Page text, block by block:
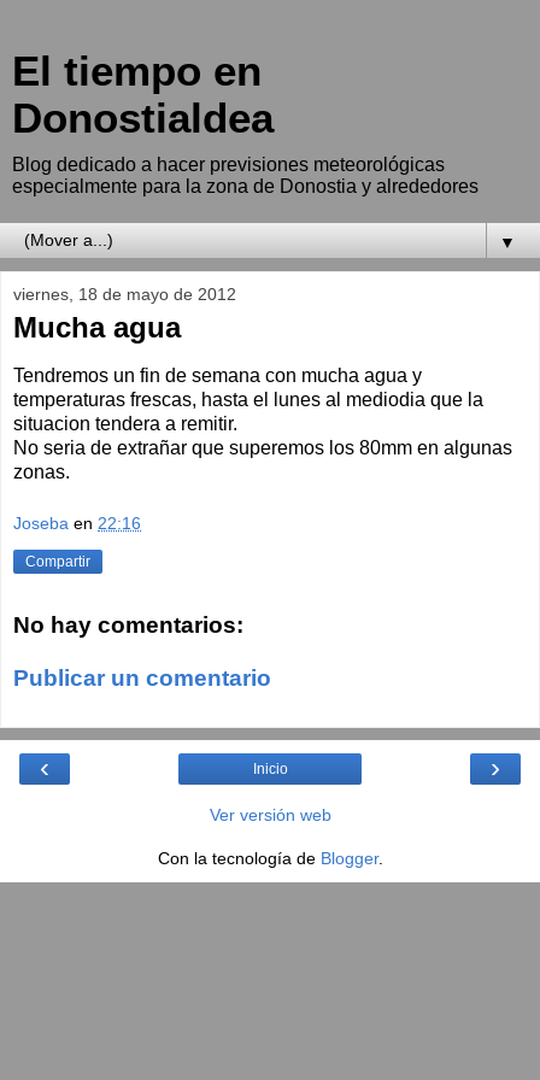
El tiempo en
Donostialdea
Blog dedicado a hacer previsiones meteorológicas
especialmente para la zona de Donostia y alrededores
▼
viernes, 18 de mayo de 2012
Mucha agua
Tendremos un fin de semana con mucha agua y
temperaturas frescas, hasta el lunes al mediodia que la
situacion tendera a remitir.
No seria de extrañar que superemos los 80mm en algunas
zonas.
Joseba en 22:16
Compartir
No hay comentarios:
Publicar un comentario
‹ ›
Inicio
Ver versión web
Con la tecnología de Blogger.